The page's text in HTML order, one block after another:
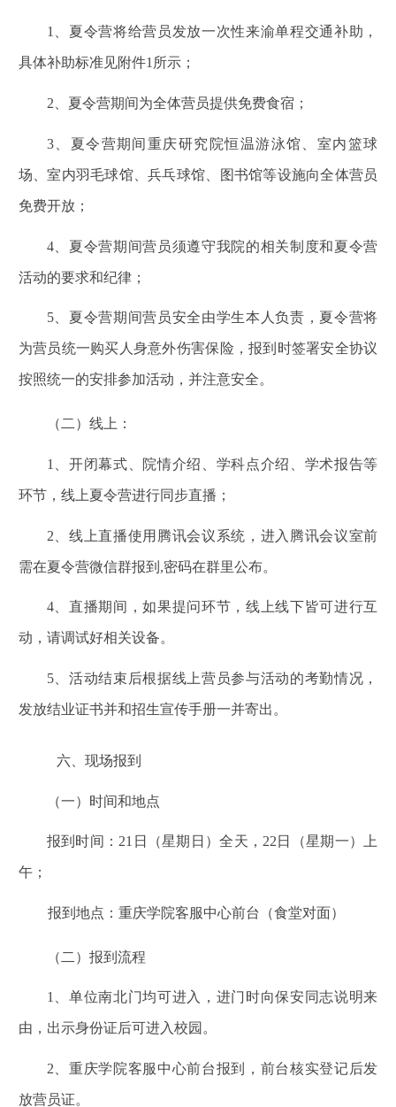
1 、夏令营将给营员发放一次性来渝单程交通补助，
具体补助标准见附件1所示；
2 、夏令营期间为全体营员提供免费食宿；
3、夏令营期间重庆研究院恒温游泳馆、室内篮球
场、室内羽毛球馆、兵乓球馆、图书馆等设施向全体营员
免费开放；
4、夏令营期间营员须遵守我院的相关制度和夏令营
活动的要求和纪律；
5、夏令营期间营员安全由学生本人负责，夏令营将
为营员统一购买人身意外伤害保险，报到时签署安全协议
按照统一的安排参加活动，并注意安全。
（二）线上：
1 、开闭幕式、院情介绍、学科点介绍、学术报告等
环节，线上夏令营进行同步直播；
2 、线上直播使用腾讯会议系统，进入腾讯会议室前
需在夏令营微信群报到,密码在群里公布。
4、直播期间，如果提问环节，线上线下皆可进行互
动，请调试好相关设备。
5、活动结束后根据线上营员参与活动的考勤情况，
发放结业证书并和招生宣传手册一并寄出。
六、现场报到
（一）时间和地点
报到时间：21日（星期日）全天，22日（星期一）上
午；
报到地点：重庆学院客服中心前台（食堂对面）
（二）报到流程
1、单位南北门均可进入，进门时向保安同志说明来
由，出示身份证后可进入校园。
2 、重庆学院客服中心前台报到，前台核实登记后发
放营员证。